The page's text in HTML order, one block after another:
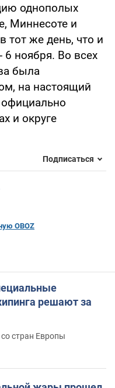
однополых
Миннесоте и
тот же день, что и
ноября. Во всех
была
на настоящий
и округе
Подписаться
OBOZ
решают за
стран Европы